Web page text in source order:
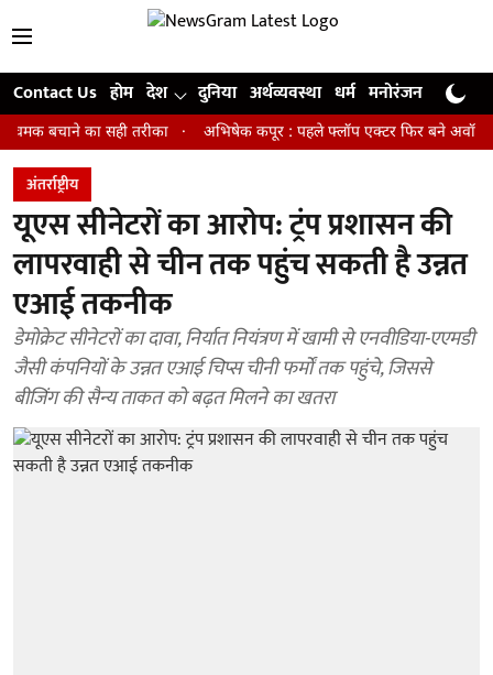
Contact Us होम देश दुनिया अर्थव्यवस्था धर्म मनोरंजन खेल
का सही तरीका अभिषेक कपूर : पहले फ्लॉप एक्टर फिर बने अवॉर्ड विनिंग
अंतर्राष्ट्रीय
यूएस सीनेटरों का आरोप: ट्रंप प्रशासन की
लापरवाही से चीन तक पहुंच सकती है उन्नत
एआई तकनीक
डेमोक्रेट सीनेटरों का दावा, निर्यात नियंत्रण में खामी से एनवीडिया-एएमडी
जैसी कंपनियों के उन्नत एआई चिप्स चीनी फर्मों तक पहुंचे, जिससे
बीजिंग की सैन्य ताकत को बढ़त मिलने का खतरा